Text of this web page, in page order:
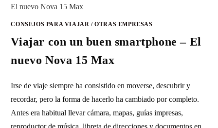
CONSEJOS PARA VIAJAR /OTRAS EMPRESAS
Viajar con un buen smartphone – El
nuevo Nova 15 Max
Irse de viaje siempre ha consistido en moverse, descubrir y
recordar, pero la forma de hacerlo ha cambiado por completo.
Antes era habitual llevar cámara, mapas, guías impresas,
reproductor de música, libreta de direcciones y documentos en